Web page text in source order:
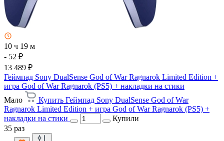
10 ч 19 м
- 52 ₽
13 489 ₽
Геймпад Sony DualSense God of War Ragnarok Limited Edition +
игра God of War Ragnarok (PS5) + накладки на стики
Мало
Купить Геймпад Sony DualSense God of War
Ragnarok Limited Edition + игра God of War Ragnarok (PS5) +
накладки на стики
Купили
35 раз